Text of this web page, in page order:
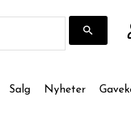
Salg Nyheter